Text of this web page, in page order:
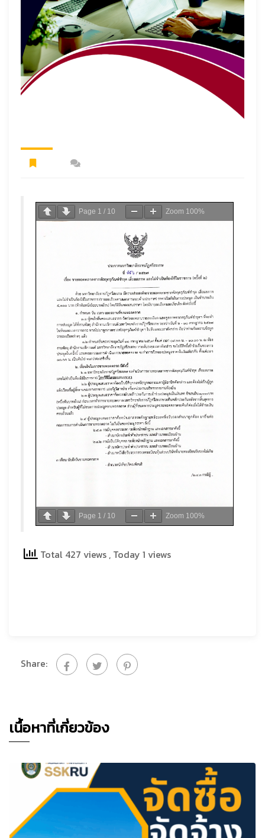
Page 1 / 10 Zoom 100%
Page 1 / 10 Zoom 100%
Total 427 views , Today 1 views
Share:
เนื้อหาที่เกี่ยวข้อง